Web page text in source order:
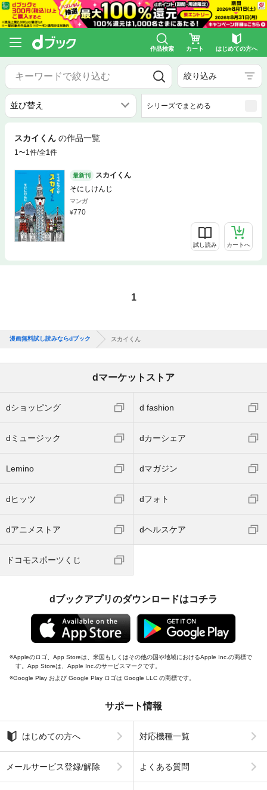
作品検索 カート はじめての方へ
絞り込み
シリーズでまとめる
スカイくん の作品一覧
1〜1件/全1件
最新刊
スカイくん
そにしけんじ
マンガ
770
試し読み カートへ
1
漫画無料試し読みならdブック スカイくん
dマーケットストア
dショッピング d fashion
dミュージック dカーシェア
Lemino dマガジン
dヒッツ dフォト
dアニメストア dヘルスケア
ドコモスポーツくじ
dブックアプリのダウンロードはコチラ
Appleのロゴ、App Storeは、米国もしくはその他の国や地域におけるApple Inc.の商標で
す。App Storeは、Apple Inc.のサービスマークです。
Google Play および Google Play ロゴは Google LLC の商標です。
サポート情報
はじめての方へ 対応機種一覧
メールサービス登録/解除 よくある質問